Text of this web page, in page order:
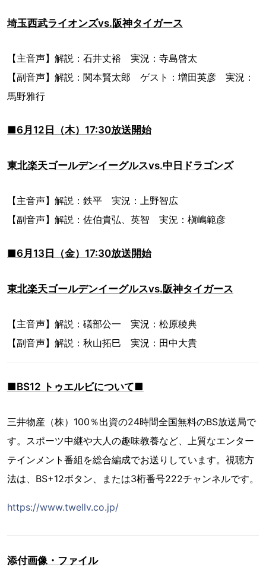
埼玉西武ライオンズvs.阪神タイガース
【主音声】解説：石井丈裕 実況：寺島啓太
【副音声】解説：関本賢太郎 ゲスト：増田英彦 実況：
馬野雅行
■6月12日（木）17:30放送開始
東北楽天ゴールデンイーグルスvs.中日ドラゴンズ
【主音声】解説：鉄平 実況：上野智広
【副音声】解説：佐伯貴弘、英智 実況：槇嶋範彦
■6月13日（金）17:30放送開始
東北楽天ゴールデンイーグルスvs.阪神タイガース
【主音声】解説：礒部公一 実況：松原稜典
【副音声】解説：秋山拓巳 実況：田中大貴
■BS12 トゥエルビについて■
三井物産（株）100％出資の24時間全国無料のBS放送局で
す。スポーツ中継や大人の趣味教養など、上質なエンター
テインメント番組を総合編成でお送りしています。視聴方
法は、BS+12ボタン、または3桁番号222チャンネルです。
https://www.twellv.co.jp/
添付画像・ファイル